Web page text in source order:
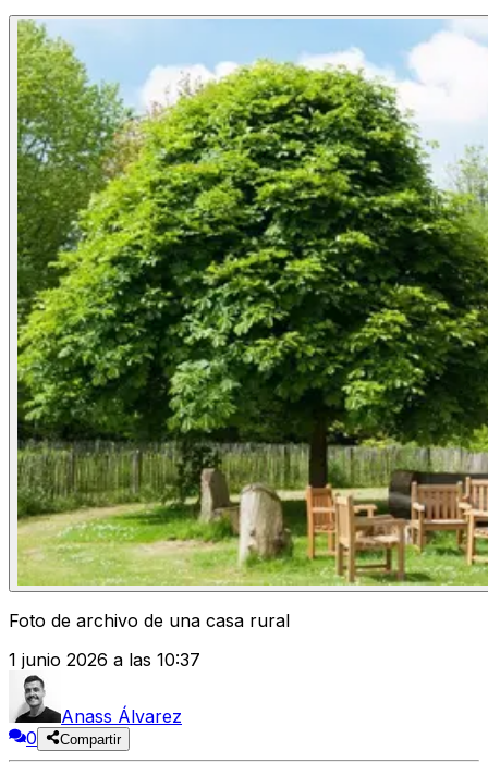
Foto de archivo de una casa rural
1 junio 2026 a las 10:37
Anass Álvarez
0
Compartir